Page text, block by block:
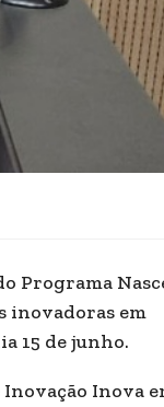
Programa
inovadoras em
15 de junho.
Inova